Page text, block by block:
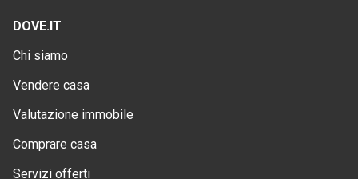
DOVE.IT
Chi siamo
Vendere casa
Valutazione immobile
Comprare casa
Servizi offerti